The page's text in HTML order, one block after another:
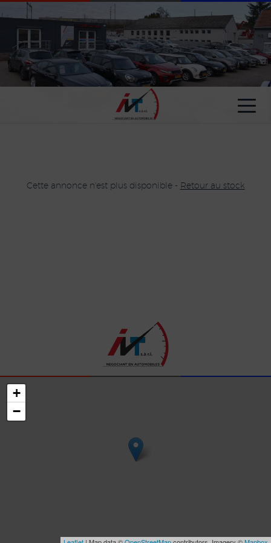
Cette annonce n'est plus disponible - Retour au stock
+
−
Paramètres avancés des cookies